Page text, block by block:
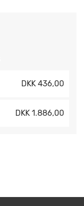
DKK 436,00
DKK 1.886,00